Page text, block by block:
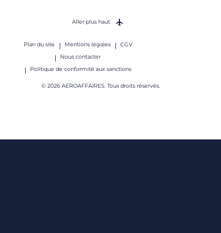
Plan du site Mentions légales
CGV
Nous contacter
Politique de conformité aux sanctions
© 2026 AEROAFFAIRES. Tous droits réservés.
Aller plus haut